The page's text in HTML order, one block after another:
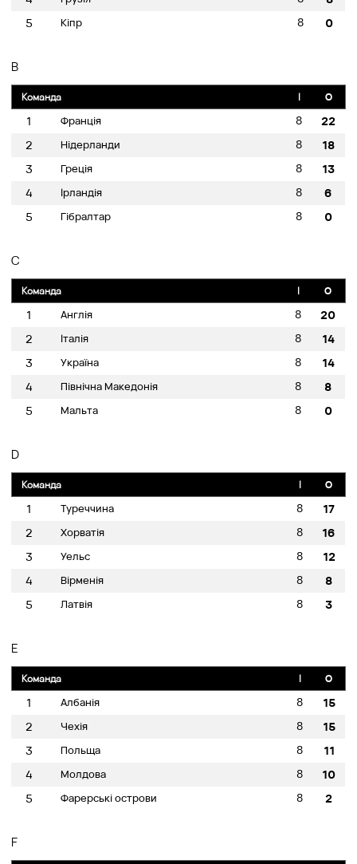
5
Кіпр 8 0
B
Команда I O
1 Франція 8
22
2
Нідерланди 8
18
3
Греція 8
13
4
Ірландія 8
6
5
Гібралтар 8 0
C
Команда I O
1 Англія 8
20
2
Італія 8
14
3
Україна 8
14
4
Північна Македонія 8
8
5
Мальта 8 0
D
Команда I O
1 Туреччина 8
17
2
Хорватія 8
16
3
Уельс 8
12
4
Вірменія 8
8
5
Латвія 8 3
E
Команда I O
1 Албанія 8
15
2
Чехія 8
15
3
Польща 8
11
4
Молдова 8
10
5
Фарерські острови 8 2
F